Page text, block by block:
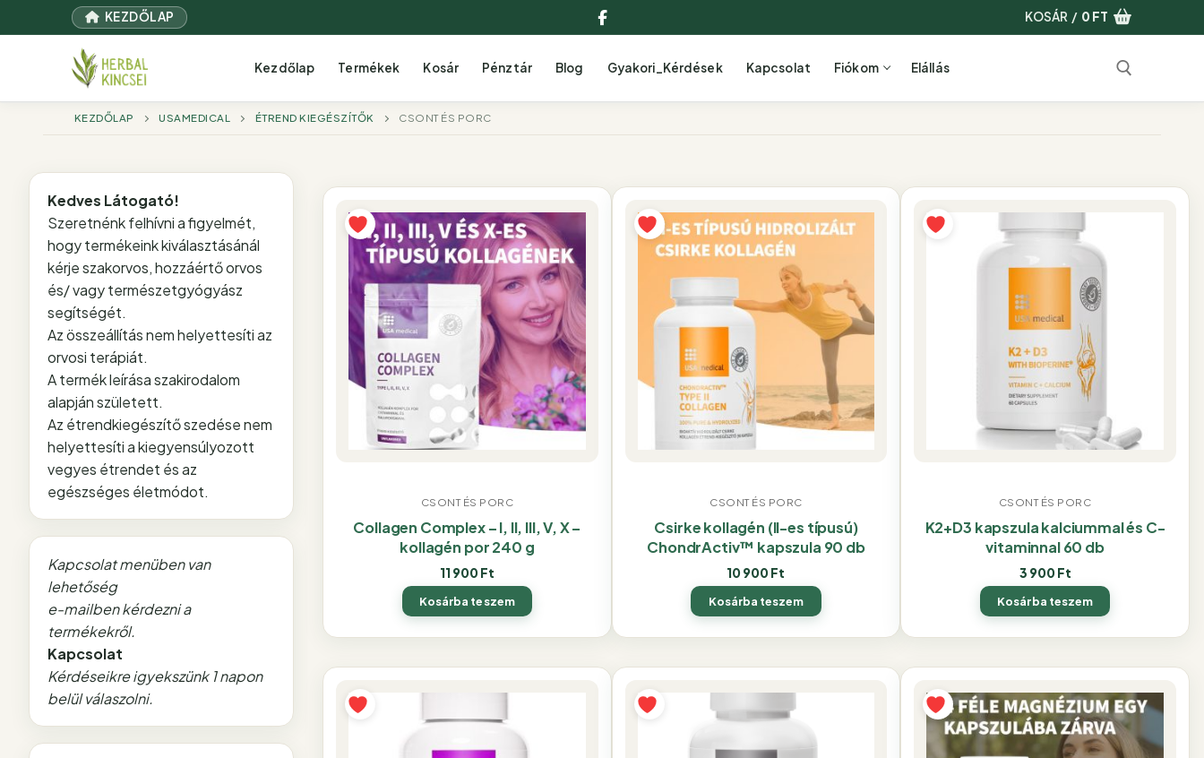
a
KEZDŐLAP
Facebook
KOSÁR / 0 FT
Kezdőlap Termékek Kosár Pénztár Blog Gyakori_Kérdések Kapcsolat Fiókom Elállás
KEZDŐLAP USAMEDICAL ÉTREND KIEGÉSZÍTŐK CSONT ÉS PORC
CSONT ÉS PORC
Collagen Complex – I, II, III, V, X –
kollagén por 240 g
11 900 Ft
Kosárba teszem
CSONT ÉS PORC
Csirke kollagén (II-es típusú)
ChondrActiv™ kapszula 90 db
10 900 Ft
Kosárba teszem
CSONT ÉS PORC
K2+D3 kapszula kalciummal és C-
vitaminnal 60 db
3 900 Ft
Kosárba teszem
Kedves Látogató!
Szeretnénk felhívni a figyelmét,
hogy termékeink kiválasztásánál
kérje szakorvos, hozzáértő orvos
és/ vagy természetgyógyász
segítségét.
Az összeállítás nem helyettesíti az
orvosi terápiát.
A termék leírása szakirodalom
alapján született.
Az étrendkiegészítő szedése nem
helyettesíti a kiegyensúlyozott
vegyes étrendet és az
egészséges életmódot.
Kapcsolat menüben van
lehetőség
e-mailben kérdezni a
termékekről.
Kapcsolat
Kérdéseikre igyekszünk 1 napon
belül válaszolni.